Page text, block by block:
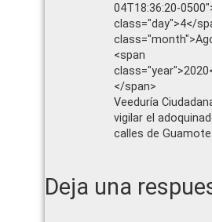
04T18:36:20-
class="day">4</
<span
</span>
Veeduría
vigilar el
calles de Guamote
Reader
Deja una